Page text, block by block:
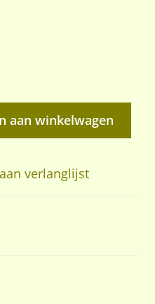
aan winkelwagen
verlanglijst